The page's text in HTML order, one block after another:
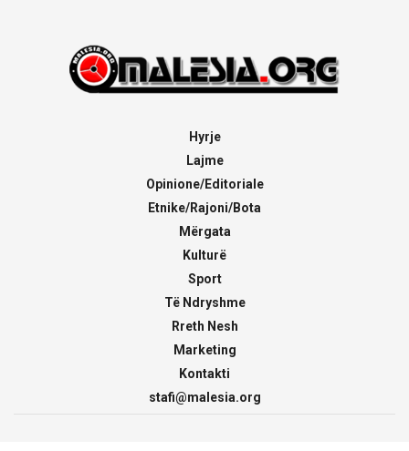
Hyrje
Lajme
Opinione/Editoriale
Etnike/Rajoni/Bota
Mërgata
Kulturë
Sport
Të Ndryshme
Rreth Nesh
Marketing
Kontakti
stafi@malesia.org